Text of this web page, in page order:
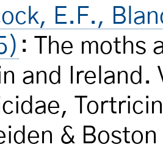
E.F.,
: The moths
and Ireland.
&